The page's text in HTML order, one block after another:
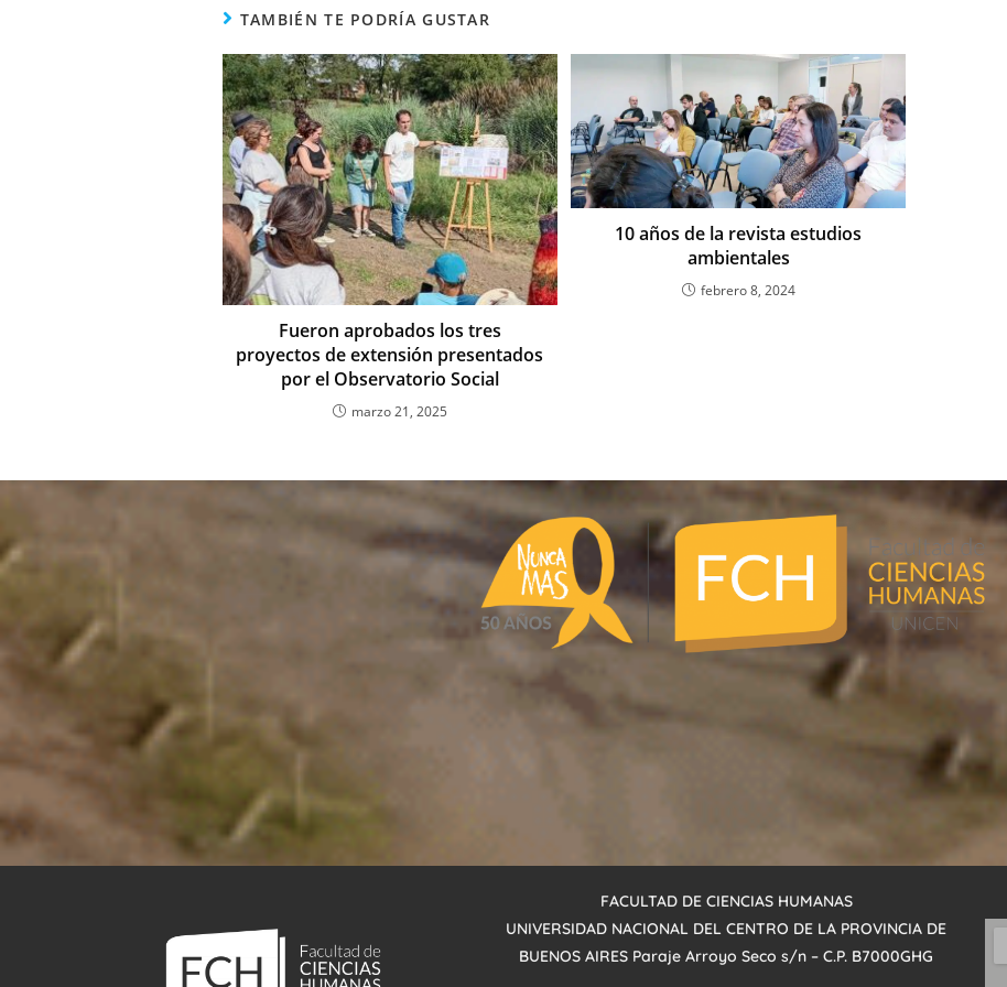
e
b
o
o
k
s
A
p
p
e
dI
n
e
TAMBIÉN TE PODRÍA GUSTAR
Fueron aprobados los tres
proyectos de extensión presentados
por el Observatorio Social
marzo 21, 2025
10 años de la revista estudios
ambientales
febrero 8, 2024
FACULTAD DE CIENCIAS HUMANAS
UNIVERSIDAD NACIONAL DEL CENTRO DE LA PROVINCIA DE
BUENOS AIRES Paraje ArroyoSeco s/n – C.P. B7000GHG